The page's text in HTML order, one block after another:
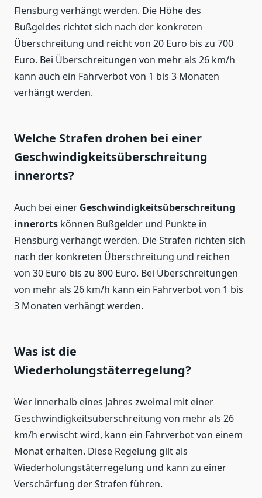
Flensburg verhängt werden. Die Höhe des
Bußgeldes richtet sich nach der konkreten
Überschreitung und reicht von 20 Euro bis zu 700
Euro. Bei Überschreitungen von mehr als 26 km/h
kann auch ein Fahrverbot von 1 bis 3 Monaten
verhängt werden.
Welche Strafen drohen bei einer
Geschwindigkeitsüberschreitung
innerorts?
Auch bei einer Geschwindigkeitsüberschreitung
innerorts können Bußgelder und Punkte in
Flensburg verhängt werden. Die Strafen richten sich
nach der konkreten Überschreitung und reichen
von 30 Euro bis zu 800 Euro. Bei Überschreitungen
von mehr als 26 km/h kann ein Fahrverbot von 1 bis
3 Monaten verhängt werden.
Was ist die
Wiederholungstäterregelung?
Wer innerhalb eines Jahres zweimal mit einer
Geschwindigkeitsüberschreitung von mehr als 26
km/h erwischt wird, kann ein Fahrverbot von einem
Monat erhalten. Diese Regelung gilt als
Wiederholungstäterregelung und kann zu einer
Verschärfung der Strafen führen.